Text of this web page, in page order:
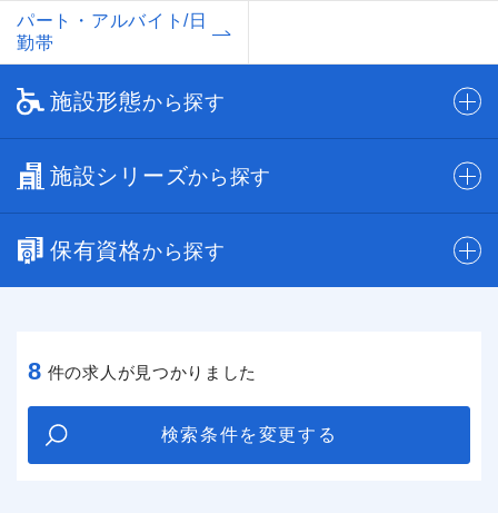
パート・アルバイト/日
勤帯
施設形態から探す
施設シリーズから探す
保有資格から探す
8 件の求人が見つかりました
検索条件を変更する